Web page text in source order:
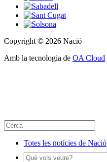
Copyright © 2026 Nació
Amb la tecnologia de OA Cloud
Totes les notícies de Nació